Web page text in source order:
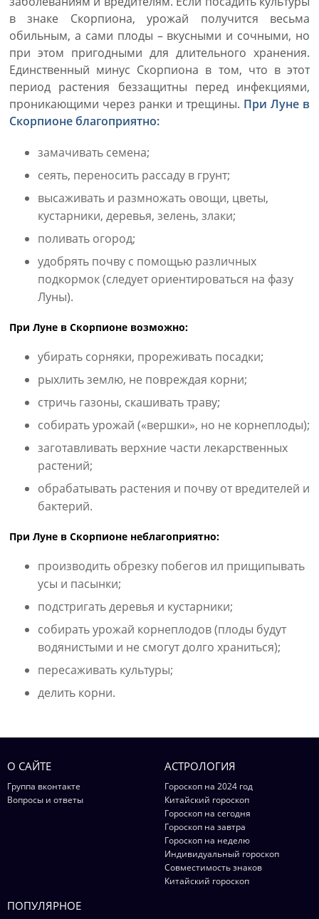
в знаке Скорпиона, урожай получится весьма
обильным, а сами плоды – вкусными и сочными, но
при этом пригодными для длительного хранения.
Единственный минус Скорпиона в том, что в этот
период растения беззащитны перед инфекциями,
проникающими через ранки и трещины. При Луне в
Скорпионе благоприятно:
замачивать семена;
сеять, переносить рассаду в грунт;
высаживать и размножать овощи, цветы,
кустарники, деревья, зелень, злаки;
поливать огород;
удобрять почву с помощью различных
подкормок (следует ориентироваться на фазу
Луны).
При Луне в Скорпионе возможно:
убирать сорняки, прореживать посадки;
рыхлить землю, не повреждая корни;
стричь газоны, скашивать траву;
собирать урожай («вершки», но не корнеплоды);
заготавливать верхние части лекарственных
растений;
обрабатывать растения и почву от вредителей и
бактерий.
При Луне в Скорпионе неблагоприятно:
производить обрезку побегов ил прищипывать
усы и пасынки;
подстригать деревья и кустарники;
собирать урожай корнеплодов (плоды будут
водянистыми и не смогут долго храниться);
пересаживать культуры;
делить корни.
О САЙТЕ
Группа вконтакте
Вопросы и ответы
АСТРОЛОГИЯ
Гороскоп на 2024 год
Китайский гороскоп
Гороскоп на сегодня
Гороскоп на завтра
Гороскоп на неделю
Индивидуальный гороскоп
Совместимость знаков
Китайский гороскоп
ПОПУЛЯРНОЕ